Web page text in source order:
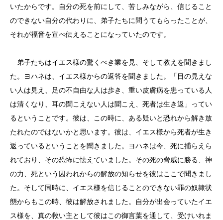
いたからです。自分の死を前にして、苦しみながら、信じること
のできない自分の代わりに、弟子たちに問うてもらったことが、
それが福音を宣べ伝えることになっていたのです。
弟子たちはイエス様の驚くべき業を見、そして教えを聞きまし
た。ヨハネは、イエス様からの返答を聞きました。「目の見えな
い人は見え、足の不自由な人は歩き、重い皮膚病を患っている人
は清くなり、耳の聞こえない人は聞こえ、死者は生き返」ってい
るということです。彼は、この時に、ある疑いと恐れから解き放
たれたのではないかと思います。彼は、イエス様から死者が生き
返っているということを聞きました。ヨハネは今、死に捕らえら
れており、その恐怖に怯えていました。その死の脅威に勝る、神
の力、死という囚われからの解放の知らせを彼はここで聞きまし
た。そして同時に、イエス様を信じることのできない罪の奴隷状
態からもこの時、彼は解放されました。自分が出会っていたイエ
ス様を、真の救い主として彼はこの御言葉を通して、受けいれま